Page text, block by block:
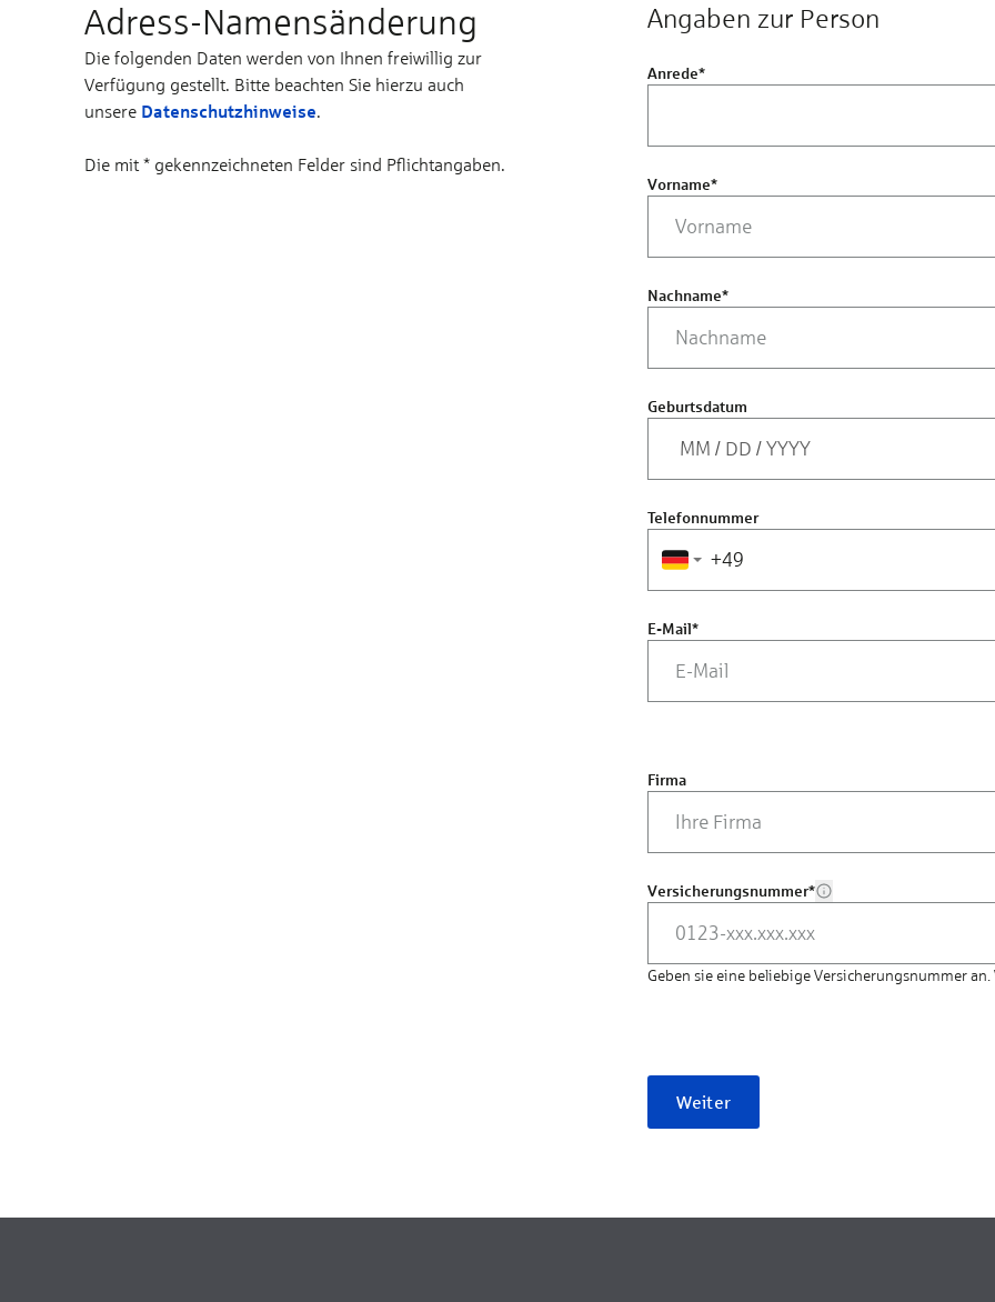
Adress-Namens­änderung
Die folgenden Daten werden von Ihnen freiwillig zur
Verfügung gestellt. Bitte beachten Sie hierzu auch
unsere Datenschutzhinweise.
Die mit * gekennzeichneten Felder sind Pflichtangaben.
Angaben zur Person
Anrede*
Vorname*
Nachname*
Geburtsdatum
MM / DD / YYYY
Telefonnummer
E-Mail*
Firma
Versicherungsnummer*
Geben sie eine beliebige Versicherungsnummer
Weiter